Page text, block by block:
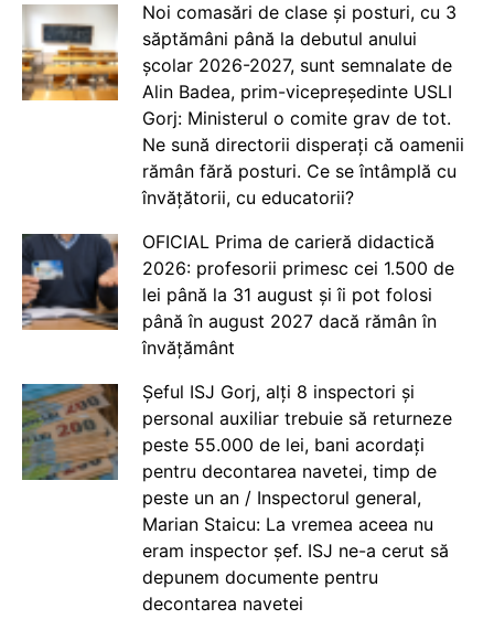
Noi comasări de clase și posturi, cu 3
săptămâni până la debutul anului
școlar 2026-2027, sunt semnalate de
Alin Badea, prim-vicepreședinte USLI
Gorj: Ministerul o comite grav de tot.
Ne sună directorii disperați că oamenii
rămân fără posturi. Ce se întâmplă cu
învățătorii, cu educatorii?
OFICIAL Prima de carieră didactică
2026: profesorii primesc cei 1.500 de
lei până la 31 august și îi pot folosi
până în august 2027 dacă rămân în
învățământ
Șeful ISJ Gorj, alți 8 inspectori și
personal auxiliar trebuie să returneze
peste 55.000 de lei, bani acordați
pentru decontarea navetei, timp de
peste un an / Inspectorul general,
Marian Staicu: La vremea aceea nu
eram inspector șef. ISJ ne-a cerut să
depunem documente pentru
decontarea navetei